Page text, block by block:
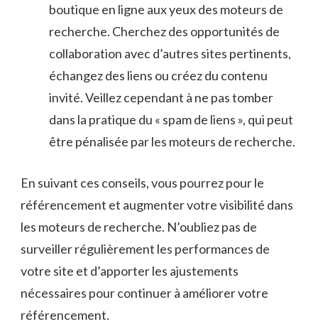
boutique⁤ en ligne ⁤aux ⁢yeux‍ des ‍moteurs de
recherche.​ Cherchez des opportunités de
⁣collaboration avec d’autres sites‌ pertinents,
échangez ‌des liens‍ ou créez du contenu
invité. Veillez cependant ⁣à ⁤ne pas tomber⁣
dans la pratique du « spam de liens »,‌ qui peut
être pénalisée par les moteurs de ‍recherche.
En suivant ⁣ces conseils, vous ​pourrez pour le
référencement et ‍augmenter votre visibilité⁣ dans
les moteurs ‍de recherche.‍ N’oubliez pas de
surveiller régulièrement les performances de
votre site⁢ et d’apporter les‍ ajustements
⁣nécessaires pour continuer ​à‌ améliorer ​votre
⁢référencement.